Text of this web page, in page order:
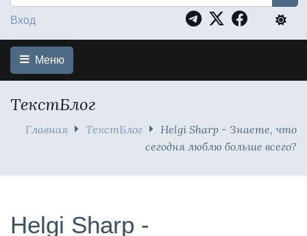
Вход
Меню
ТекстБлог
Главная ТекстБлог
Helgi Sharp - Знаете, что
сегодня люблю больше всего?
Helgi Sharp -